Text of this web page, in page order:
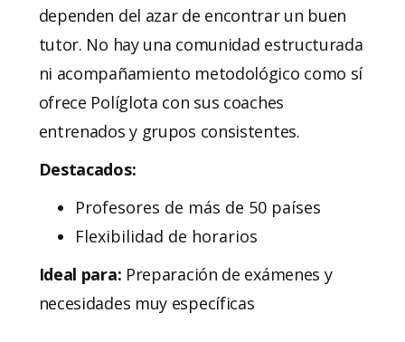
dependen del azar de encontrar un buen
tutor. No hay una comunidad estructurada
ni acompañamiento metodológico como sí
ofrece Políglota con sus coaches
entrenados y grupos consistentes.
Destacados:
Profesores de más de 50 países
Flexibilidad de horarios
Ideal para: Preparación de exámenes y
necesidades muy específicas